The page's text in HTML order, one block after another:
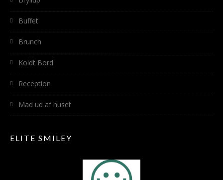
Buffet
Brunch
Koldt Bord
Reception
Mad ud af huset
ELITE SMILEY